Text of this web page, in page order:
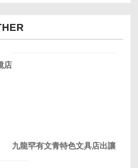
店
九龍罕有文青特色文具店出讓